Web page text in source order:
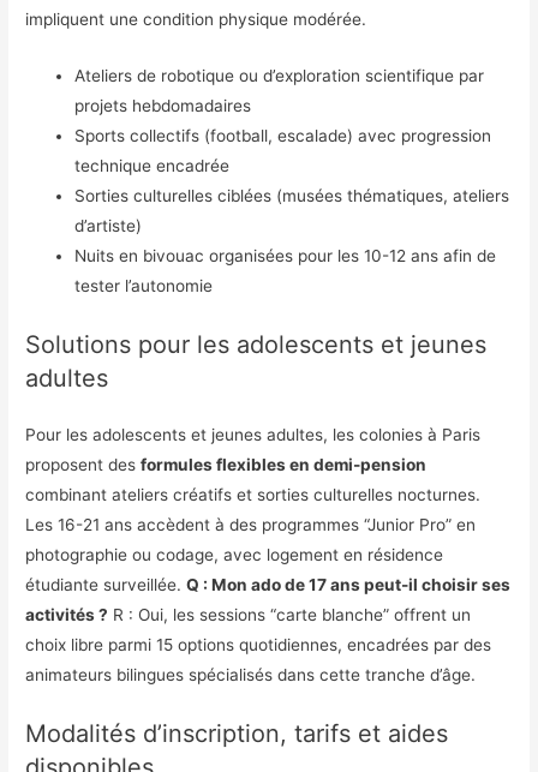
impliquent une condition physique modérée.
Ateliers de robotique ou d’exploration scientifique par
projets hebdomadaires
Sports collectifs (football, escalade) avec progression
technique encadrée
Sorties culturelles ciblées (musées thématiques, ateliers
d’artiste)
Nuits en bivouac organisées pour les 10-12 ans afin de
tester l’autonomie
Solutions pour les adolescents et jeunes
adultes
Pour les adolescents et jeunes adultes, les colonies à Paris
proposent desformules flexibles en demi-pension
combinant ateliers créatifs et sorties culturelles nocturnes.
Les 16-21 ans accèdent à des programmes “Junior Pro” en
photographie ou codage, avec logement en résidence
étudiante surveillée.Q : Mon ado de 17 ans peut-il choisir ses
activités ? R : Oui, les sessions “carte blanche” offrent un
choix libre parmi 15 options quotidiennes, encadrées par des
animateurs bilingues spécialisés dans cette tranche d’âge.
Modalités d’inscription, tarifs et aides